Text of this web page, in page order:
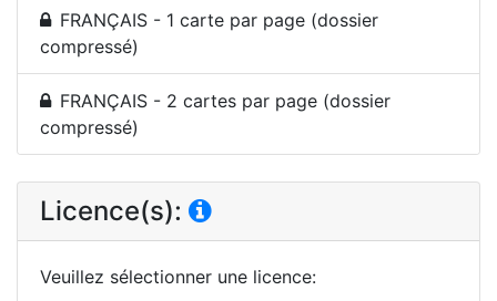
FRANÇAIS - 1 carte par page (dossier
compressé)
FRANÇAIS - 2 cartes par page (dossier
compressé)
Licence(s):
Veuillez sélectionner une licence: